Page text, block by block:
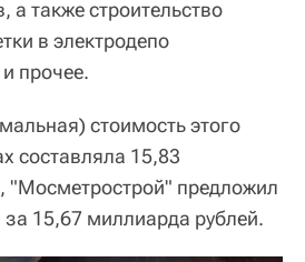
а также строительство
в электродепо
прочее.
стоимость этого
составляла 15,83
"Мосметрострой" предложил
15,67 миллиарда рублей.